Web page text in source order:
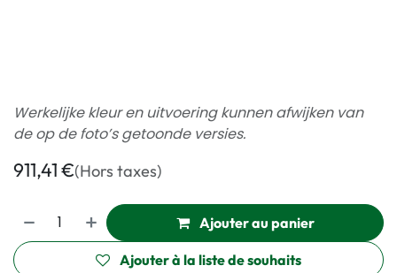
Werkelijke kleur en uitvoering kunnen afwijken van
de op de foto’s getoonde versies.
911,41€(Hors taxes)
Ajouter au panier
Ajouter à la liste de souhaits